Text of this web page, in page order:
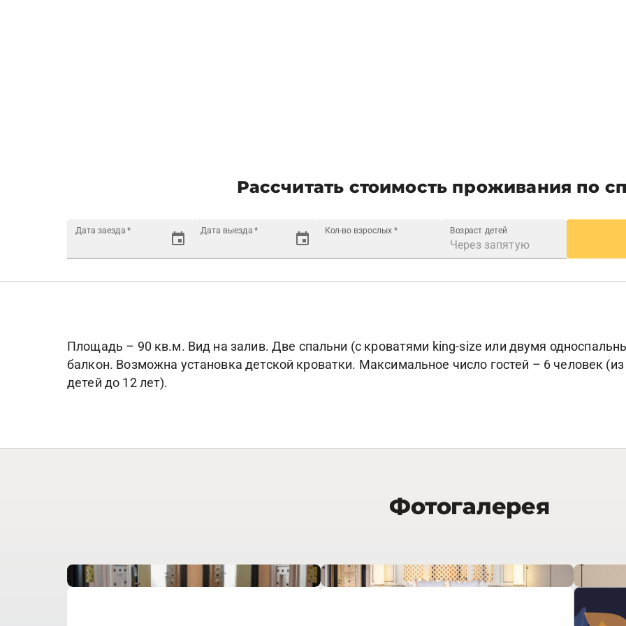
Рассчитать стоимость проживания по
Дата заезда * Дата выезда * Кол-во взрослых * Возраст детей
Площадь – 90 кв.м. Вид на залив. Две спальни (с кроватями king-size или двумя
балкон. Возможна установка детской кроватки. Максимальное число гостей – 6 человек
детей до 12 лет).
Фотогалерея